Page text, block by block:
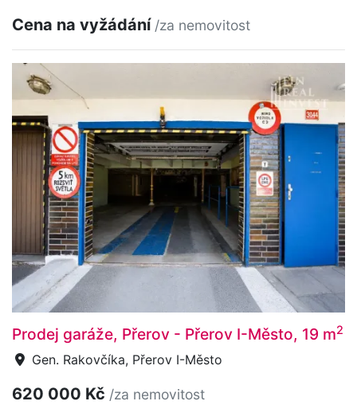
Cena na vyžádání /za nemovitost
Prodej garáže, Přerov - Přerov I-Město, 19 m2
Gen. Rakovčíka, Přerov I-Město
620 000 Kč /za nemovitost